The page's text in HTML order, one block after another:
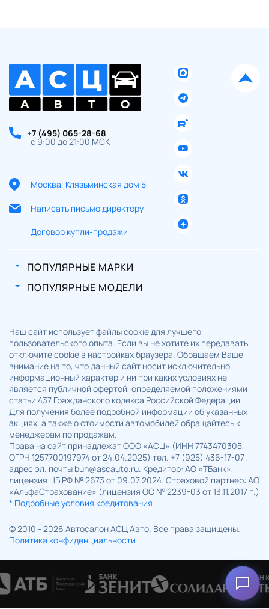
+7 (495) 065-28-68
с 9:00 до 21:00 МСК
Москва, Клязьминская дом 5
Написать письмо директору
Договор купли-продажи
ПОПУЛЯРНЫЕ МАРКИ
ПОПУЛЯРНЫЕ МОДЕЛИ
Наш сайт использует файлы cookie для лучшего
пользовательского опыта. Если вы не хотите их передавать,
отключите cookie в настройках браузера. Обращаем Ваше
внимание на то, что данный сайт носит исключительно
информационный характер и ни при каких условиях не
является публичной офертой, определяемой положениями
статьи 437 Гражданского кодекса Российской Федерации.
Для получения более подробной информации об указанных
акциях, а также о стоимости автомобилей обращайтесь к
менеджерам по продажам.
Права на сайт принадлежат ООО «АСЦ» (ИНН 7743470305,
ОГРН 1257700197974 от 24.04.2025) тел. +7 (925) 436-17-07 ,
адрес эл. почты buh@ascauto.ru. Кредитор: АО «ТБанк»,
лицензия ЦБ РФ № 2673 от 09.07.2024. Страховой партнер: АО
«АльфаСтрахование» (лицензия ОС № 2239-03 от 13.11.2017 г.)
* Подробные условия кредитования
© 2010 - 2026 Автосалон АСЦ Авто. Все права защищены.
Политика конфиденциальности